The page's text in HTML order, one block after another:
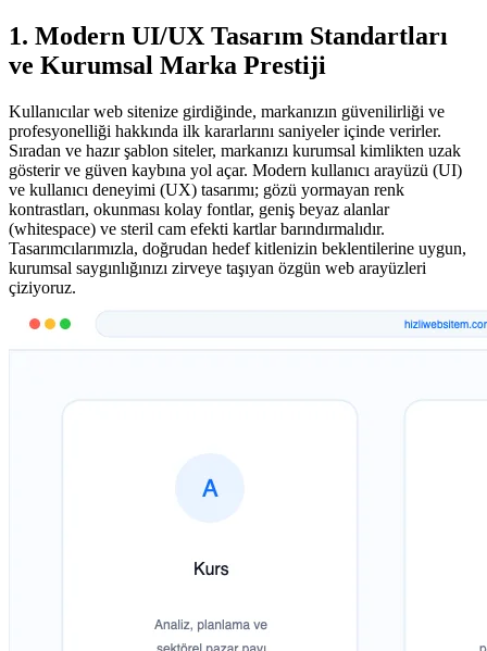
1. Modern UI/UX Tasarım Standartları
ve Kurumsal Marka Prestiji
Kullanıcılar web sitenize girdiğinde, markanızın güvenilirliği ve
profesyonelliği hakkında ilk kararlarını saniyeler içinde verirler.
Sıradan ve hazır şablon siteler, markanızı kurumsal kimlikten uzak
gösterir ve güven kaybına yol açar. Modern kullanıcı arayüzü (UI)
ve kullanıcı deneyimi (UX) tasarımı; gözü yormayan renk
kontrastları, okunması kolay fontlar, geniş beyaz alanlar
(whitespace) ve steril cam efekti kartlar barındırmalıdır.
Tasarımcılarımızla, doğrudan hedef kitlenizin beklentilerine uygun,
kurumsal saygınlığınızı zirveye taşıyan özgün web arayüzleri
çiziyoruz.